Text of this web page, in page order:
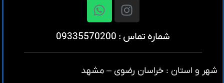
شماره تماس : 09335570200
شهر و استان : خراسان رضوی – مشهد